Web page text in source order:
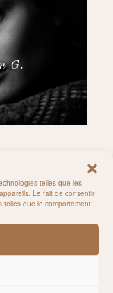
telles que les
Le fait de consentir
telles que le comportement
G.